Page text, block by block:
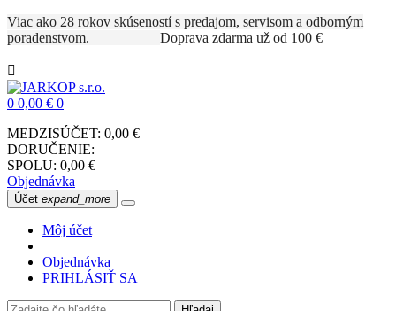
Viac ako 28 rokov skúseností s predajom, servisom a odborným
poradenstvom. Doprava zdarma už od 100 €

0 0,00 € 0
MEDZISÚČET: 0,00 €
DORUČENIE:
SPOLU: 0,00 €
Objednávka
Účet expand_more
Môj účet
Objednávka
PRIHLÁSIŤ SA